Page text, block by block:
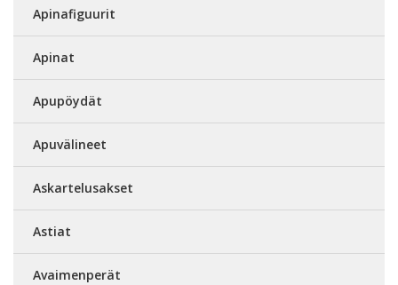
Apinafiguurit
Apinat
Apupöydät
Apuvälineet
Askartelusakset
Astiat
Avaimenperät